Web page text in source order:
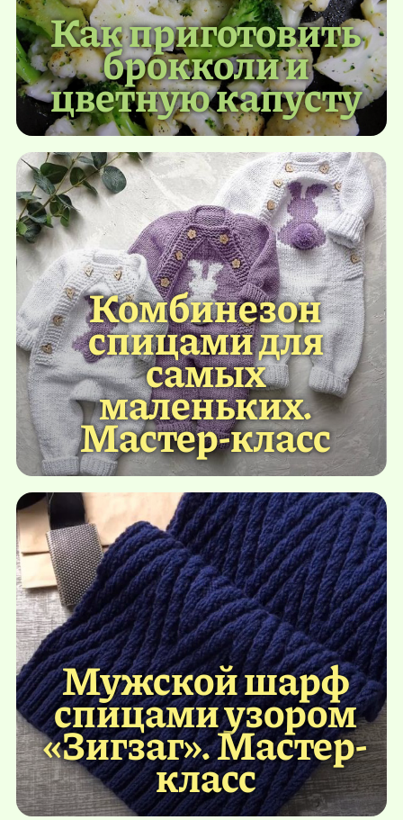
Как приготовить
брокколи и
цветную капусту
Комбинезон
спицами для
самых
маленьких.
Мастер-класс
Мужской шарф
спицами узором
«Зигзаг». Мастер-
класс